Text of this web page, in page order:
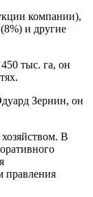
компании),
и другие
тыс. га, он
Зернин, он
В
правления